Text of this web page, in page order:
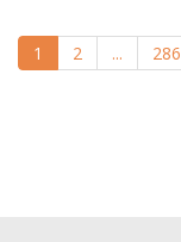
1 2 ... 286